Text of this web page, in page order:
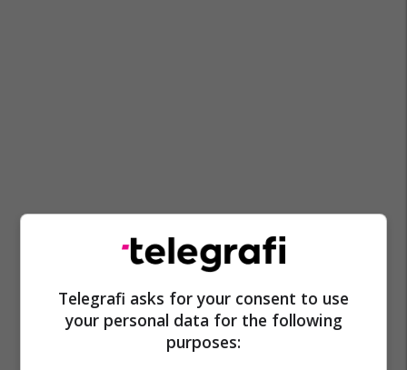
Telegrafi asks for your consent to use
your personal data for the following
purposes: